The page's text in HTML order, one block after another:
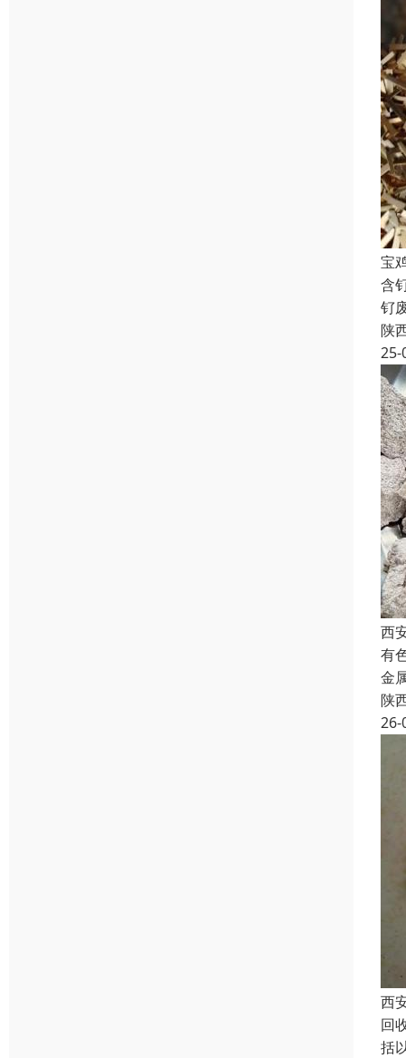
宝
含
钌
陕
25-
西
有
金
陕
26-
西
回
括